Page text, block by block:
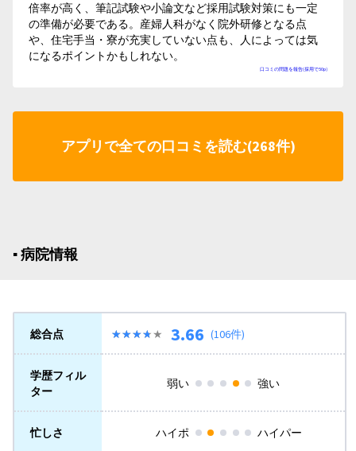
口コミの問題を報告(採用で50p)
倍率が高く、筆記試験や小論文など採用試験対策にも一定
の準備が必要である。産婦人科がなく院外研修となる点
や、住宅手当・寮が充実していない点も、人によっては気
になるポイントかもしれない。
アプリで全ての口コミを読む(268件)
▪︎ 病院情報
総合点 ★★★★★
★★★★★ 3.66 (106件)
学歴フィル
ター
弱い 強い
忙しさ ハイポ ハイパー